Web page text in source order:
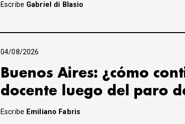
Escribe Gabriel di Blasio
04/08/2026
Buenos Aires: ¿cómo
docente luego del paro
Escribe Emiliano Fabris